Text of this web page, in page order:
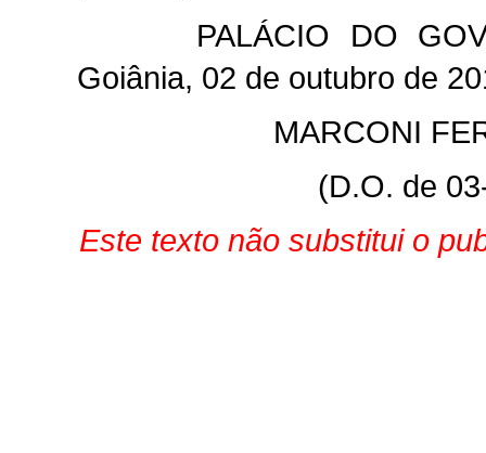
PALÁCIO DO
Goiânia, 02 de outubro de
MARCONI
(D.O. de
Este texto não substitui o